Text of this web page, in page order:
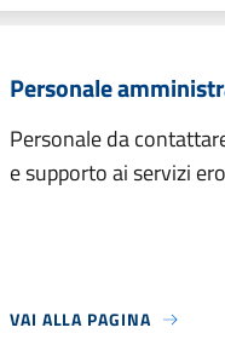
Personale
Personale da
e supporto ai servizi
VAI ALLA PAGINA